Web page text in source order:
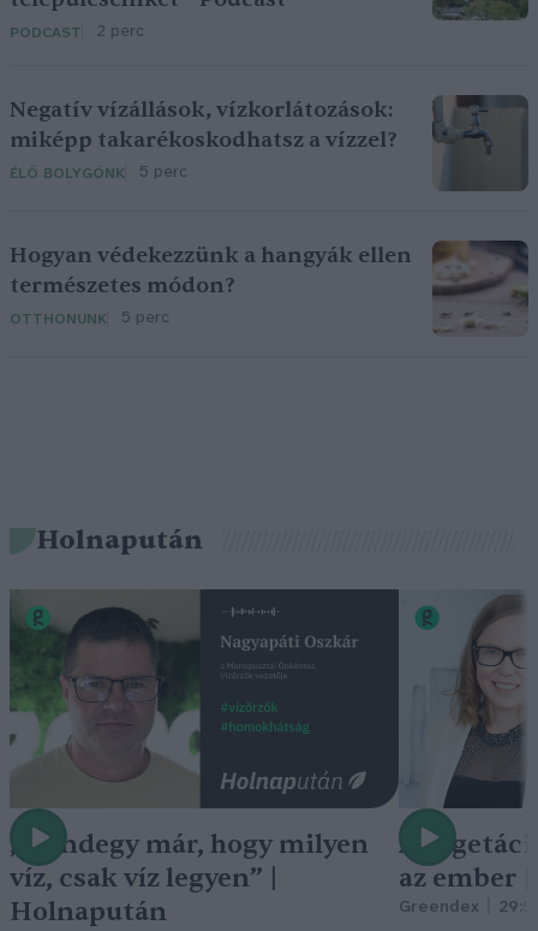
PODCAST 2 perc
Negatív vízállások, vízkorlátozások:
miképp takarékoskodhatsz a vízzel?
ÉLŐ BOLYGÓNK 5 perc
Hogyan védekezzünk a hangyák ellen
természetes módon?
OTTHONUNK 5 perc
Holnapután
„Mindegy már, hogy milyen
víz, csak víz legyen” |
Holnapután
A
az ember
Greendex